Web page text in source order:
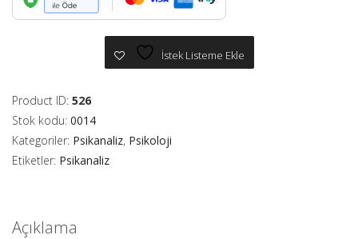
İstek Listeme Ekle
Product ID: 526
Stok kodu: 0014
Kategoriler: Psikanaliz, Psikoloji
Etiketler: Psikanaliz
Açıklama